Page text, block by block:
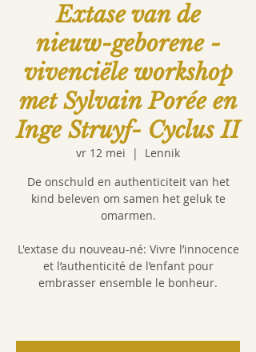
Extase van de
nieuw-geborene -
vivenciële workshop
met Sylvain Porée en
Inge Struyf- Cyclus II
vr 12 mei
  |
Lennik
De onschuld en authenticiteit van het
kind beleven om samen het geluk te
omarmen.
L'extase du nouveau-né: Vivre l’innocence
et l’authenticité de l’enfant pour
embrasser ensemble le bonheur.